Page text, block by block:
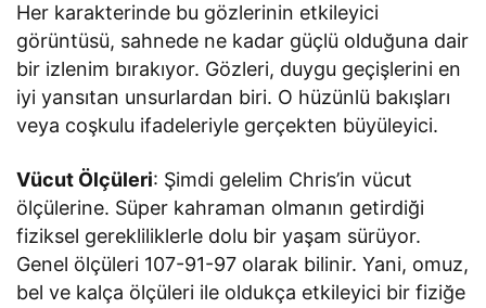
Her karakterinde bu gözlerinin etkileyici
görüntüsü, sahnede ne kadar güçlü olduğuna dair
bir izlenim bırakıyor. Gözleri, duygu geçişlerini en
iyi yansıtan unsurlardan biri. O hüzünlü bakışları
veya coşkulu ifadeleriyle gerçekten büyüleyici.
Vücut Ölçüleri: Şimdi gelelim Chris’in vücut
ölçülerine. Süper kahraman olmanın getirdiği
fiziksel gerekliliklerle dolu bir yaşam sürüyor.
Genel ölçüleri 107-91-97 olarak bilinir. Yani, omuz,
bel ve kalça ölçüleri ile oldukça etkileyici bir fiziğe